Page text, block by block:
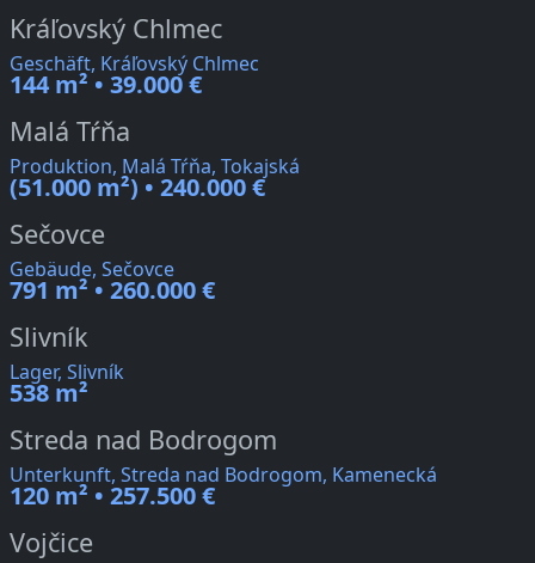
Kráľovský Chlmec
Geschäft, Kráľovský Chlmec
144 m² • 39.000 €
Malá Tŕňa
Produktion, Malá Tŕňa, Tokajská
(51.000 m²) • 240.000 €
Sečovce
Gebäude, Sečovce
791 m² • 260.000 €
Slivník
Lager, Slivník
538 m²
Streda nad Bodrogom
Unterkunft, Streda nad Bodrogom, Kamenecká
120 m² • 257.500 €
Vojčice